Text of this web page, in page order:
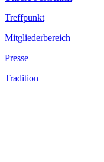
Treffpunkt
Mitgliederbereich
Presse
Tradition